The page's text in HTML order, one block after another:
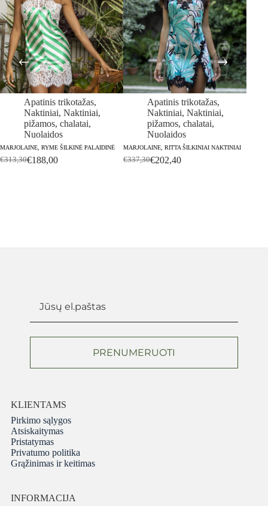
Apatinis trikotažas,
Naktiniai, Naktiniai,
pižamos, chalatai,
Nuolaidos
MARJOLAINE, RYME ŠILKINĖ PALAIDINĖ
€313,30Original
€188,00
Current
Apatinis trikotažas,
Naktiniai,Naktiniai,
pižamos, chalatai,
Nuolaidos
MARJOLAINE, RITTA ŠILKINIAI NAKTINIAI
€337,30Original
€202,40
Current
PRENUMERUOTI
KLIENTAMS
Pirkimo sąlygos
Atsiskaitymas
Pristatymas
Privatumo politika
Grąžinimas ir keitimas
INFORMACIJA